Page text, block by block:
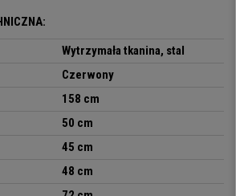
doświadczenie podczas oczekiwania,
się na stalowej ramie o chromowanych
gwarantują maksymalną wytrzymałość i
szczególnie istotne w modelu przeznaczonym
i uniwersalny
Wytrzymała tkanina, stal
Czerwony
158 cm
50 cm
45 cm
48 cm